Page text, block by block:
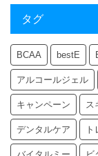
タグ
BCAA bestE
アルコールジェル
キャンペーン ス
デンタルケア